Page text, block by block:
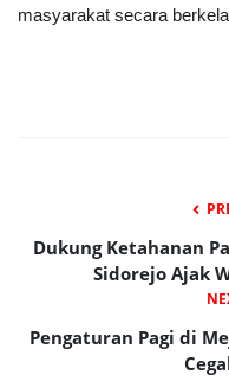
masyarakat secara
Dukung Ketahanan
Sidorejo Ajak
Pengaturan Pagi di